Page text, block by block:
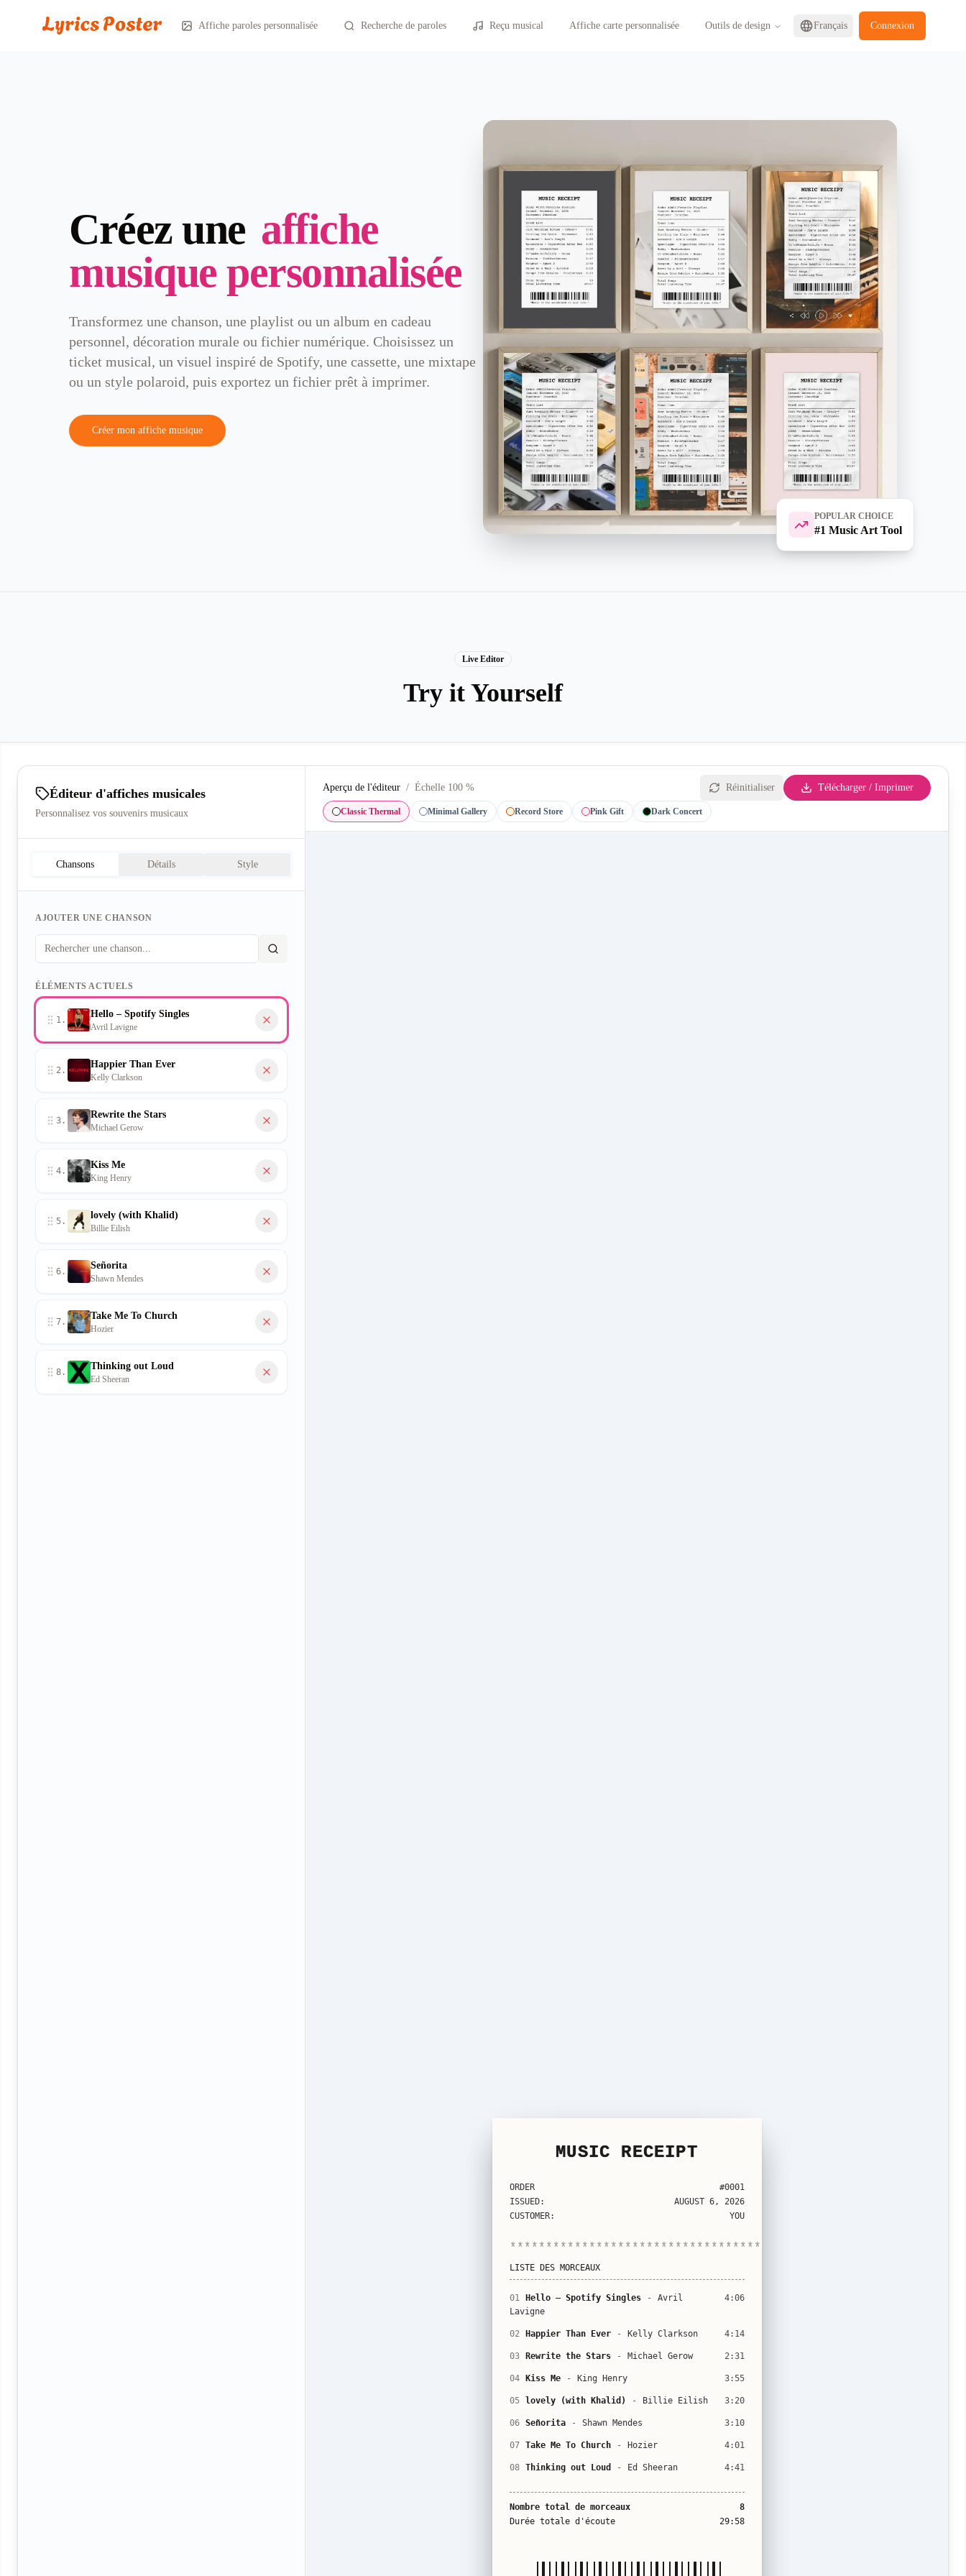
Affiche paroles personnalisée Recherche de paroles Reçu musical Affiche carte personnalisée Outils de design Français Connexion
Créez une affiche
musique personnalisée
Transformez une chanson, une playlist ou un album en cadeau
personnel, décoration murale ou fichier numérique. Choisissez un
ticket musical, un visuel inspiré de Spotify, une cassette, une mixtape
ou un style polaroid, puis exportez un fichier prêt à imprimer.
Créer mon affiche musique
POPULAR CHOICE
#1 Music Art Tool
Live Editor
Try it Yourself
Éditeur d'affiches musicales
Personnalisez vos souvenirs musicaux
Chansons Détails Style
AJOUTER UNE CHANSON
ÉLÉMENTS ACTUELS
1 .
Hello – Spotify Singles
Avril Lavigne
2 .
Happier Than Ever
Kelly Clarkson
3 .
Rewrite the Stars
Michael Gerow
4 .
Kiss Me
King Henry
5 .
lovely (with Khalid)
Billie Eilish
6 .
Señorita
Shawn Mendes
7 .
Take Me To Church
Hozier
8 .
Thinking out Loud
Ed Sheeran
Aperçu de l'éditeur / Échelle 100 % Réinitialiser Télécharger / Imprimer
Classic Thermal Minimal Gallery Record Store Pink Gift Dark Concert
MUSIC RECEIPT
ORDER
#0001
ISSUED:
AUGUST 6, 2026
CUSTOMER:
YOU
***********************************
LISTE DES MORCEAUX
01 Hello – Spotify Singles -
Avril
Lavigne
4:06
02 Happier Than Ever - Kelly Clarkson 4:14
03 Rewrite the Stars - Michael Gerow 2:31
04 Kiss Me - King Henry 3:55
05 lovely (with Khalid) - Billie Eilish 3:20
06 Señorita - Shawn Mendes 3:10
07 Take Me To Church - Hozier 4:01
08 Thinking out Loud - Ed Sheeran 4:41
Nombre total de morceaux
8
Durée totale d'écoute
29:58